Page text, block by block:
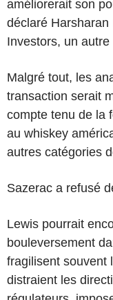
améliorerait son
déclaré Harsharan
Investors, un
Malgré tout, les
transaction serait
compte tenu de la
au whiskey
autres catégories
Sazerac a refusé
Lewis pourrait
bouleversement
fragilisent souvent
distraient les